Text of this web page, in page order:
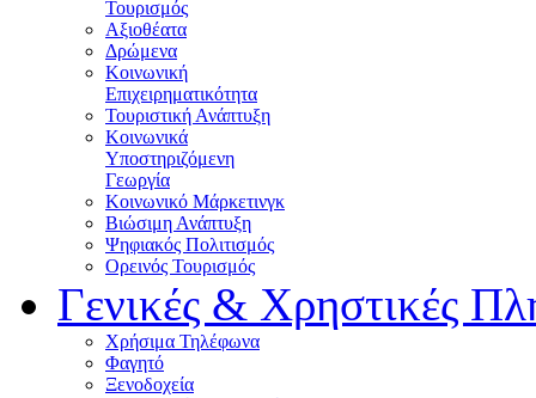
Τουρισμός
Αξιοθέατα
Δρώμενα
Κοινωνική
Επιχειρηματικότητα
Τουριστική Ανάπτυξη
Κοινωνικά
Υποστηριζόμενη
Γεωργία
Κοινωνικό Μάρκετινγκ
Βιώσιμη Ανάπτυξη
Ψηφιακός Πολιτισμός
Ορεινός Τουρισμός
Γενικές & Χρηστικές
Χρήσιμα Τηλέφωνα
Φαγητό
Ξενοδοχεία